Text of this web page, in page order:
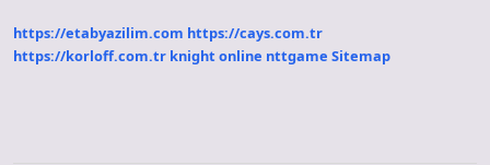
https://etabyazilim.com https://cays.com.tr
https://korloff.com.tr knight online nttgame Sitemap